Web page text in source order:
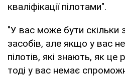
кваліфікації пілотами".
"У вас може бути скільки
засобів, але якщо у вас
пілотів, які знають, як
тоді у вас немає